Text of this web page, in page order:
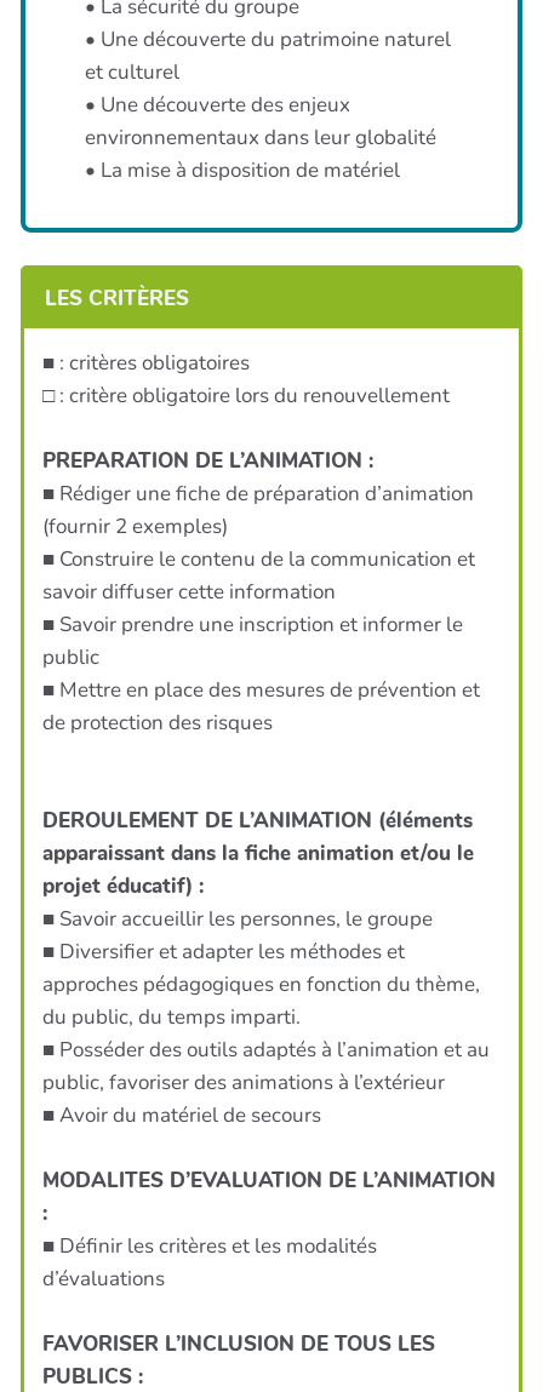
• La sécurité du groupe
• Une découverte du patrimoine naturel
et culturel
• Une découverte des enjeux
environnementaux dans leur globalité
• La mise à disposition de matériel
LES CRITÈRES
■ : critères obligatoires
□ : critère obligatoire lors du renouvellement
PREPARATION DE L’ANIMATION :
■ Rédiger une fiche de préparation d’animation
(fournir 2 exemples)
■ Construire le contenu de la communication et
savoir diffuser cette information
■ Savoir prendre une inscription et informer le
public
■ Mettre en place des mesures de prévention et
de protection des risques
DEROULEMENT DE L’ANIMATION (éléments
apparaissant dans la fiche animation et/ou le
projet éducatif) :
■ Savoir accueillir les personnes, le groupe
■ Diversifier et adapter les méthodes et
approches pédagogiques en fonction du thème,
du public, du temps imparti.
■ Posséder des outils adaptés à l’animation et au
public, favoriser des animations à l’extérieur
■ Avoir du matériel de secours
MODALITES D’EVALUATION DE L’ANIMATION
:
■ Définir les critères et les modalités
d’évaluations
FAVORISER L’INCLUSION DE TOUS LES
PUBLICS :